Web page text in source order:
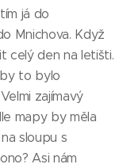
já do
Mnichova. Když
celý den na letišti.
to bylo
zajímavý
mapy by měla
sloupu s
Asi nám